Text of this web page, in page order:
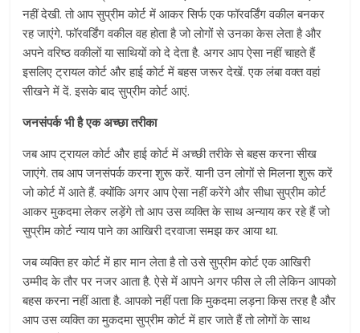
नहीं देखी. तो आप सुप्रीम कोर्ट में आकर सिर्फ एक फॉरवर्डिंग वकील बनकर
रह जाएंगे. फॉरवर्डिंग वकील वह होता है जो लोगों से उनका केस लेता है और
अपने वरिष्ठ वकीलों या साथियों को दे देता है. अगर आप ऐसा नहीं चाहते हैं
इसलिए ट्रायल कोर्ट और हाई कोर्ट में बहस जरूर देखें. एक लंबा वक्त वहां
सीखने में दें. इसके बाद सुप्रीम कोर्ट आएं.
जनसंपर्क भी है एक अच्छा तरीका
जब आप ट्रायल कोर्ट और हाई कोर्ट में अच्छी तरीके से बहस करना सीख
जाएंगे. तब आप जनसंपर्क करना शुरू करें. यानी उन लोगों से मिलना शुरू करें
जो कोर्ट में आते हैं. क्योंकि अगर आप ऐसा नहीं करेंगे और सीधा सुप्रीम कोर्ट
आकर मुकदमा लेकर लड़ेंगे तो आप उस व्यक्ति के साथ अन्याय कर रहे हैं जो
सुप्रीम कोर्ट न्याय पाने का आखिरी दरवाजा समझ कर आया था.
जब व्यक्ति हर कोर्ट में हार मान लेता है तो उसे सुप्रीम कोर्ट एक आखिरी
उम्मीद के तौर पर नजर आता है. ऐसे में आपने अगर फीस ले ली लेकिन आपको
बहस करना नहीं आता है. आपको नहीं पता कि मुकदमा लड़ना किस तरह है और
आप उस व्यक्ति का मुकदमा सुप्रीम कोर्ट में हार जाते हैं तो लोगों के साथ